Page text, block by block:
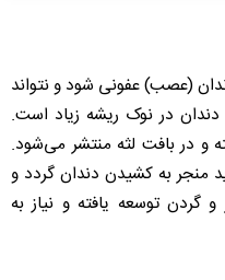
(عصب) عفونی شود و نتواند
در نوک ریشه زیاد است.
و در بافت لثه منتشر می‌شود.
منجر به کشیدن دندان گردد و
توسعه یافته و نیاز به